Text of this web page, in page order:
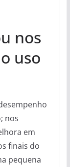
nos
uso
nos
em
finais do
pequena